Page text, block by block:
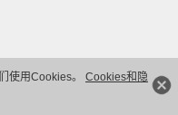
使用Cookies。 Cookies和隐